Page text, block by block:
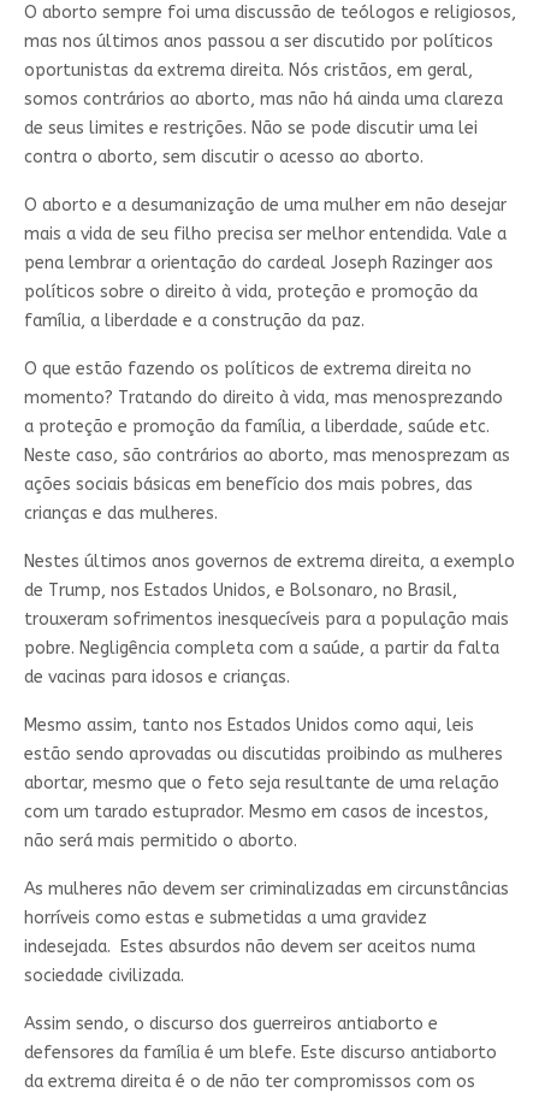
O aborto sempre foi uma discussão de teólogos e religiosos,
mas nos últimos anos passou a ser discutido por políticos
oportunistas da extrema direita. Nós cristãos, em geral,
somos contrários ao aborto, mas não há ainda uma clareza
de seus limites e restrições. Não se pode discutir uma lei
contra o aborto, sem discutir o acesso ao aborto.
O aborto e a desumanização de uma mulher em não desejar
mais a vida de seu filho precisa ser melhor entendida. Vale a
pena lembrar a orientação do cardeal Joseph Razinger aos
políticos sobre o direito à vida, proteção e promoção da
família, a liberdade e a construção da paz.
O que estão fazendo os políticos de extrema direita no
momento? Tratando do direito à vida, mas menosprezando
a proteção e promoção da família, a liberdade, saúde etc.
Neste caso, são contrários ao aborto, mas menosprezam as
ações sociais básicas em benefício dos mais pobres, das
crianças e das mulheres.
Nestes últimos anos governos de extrema direita, a exemplo
de Trump, nos Estados Unidos, e Bolsonaro, no Brasil,
trouxeram sofrimentos inesquecíveis para a população mais
pobre. Negligência completa com a saúde, a partir da falta
de vacinas para idosos e crianças.
Mesmo assim, tanto nos Estados Unidos como aqui, leis
estão sendo aprovadas ou discutidas proibindo as mulheres
abortar, mesmo que o feto seja resultante de uma relação
com um tarado estuprador. Mesmo em casos de incestos,
não será mais permitido o aborto.
As mulheres não devem ser criminalizadas em circunstâncias
horríveis como estas e submetidas a uma gravidez
indesejada. Estes absurdos não devem ser aceitos numa
sociedade civilizada.
Assim sendo, o discurso dos guerreiros antiaborto e
defensores da família é um blefe. Este discurso antiaborto
da extrema direita é o de não ter compromissos com os